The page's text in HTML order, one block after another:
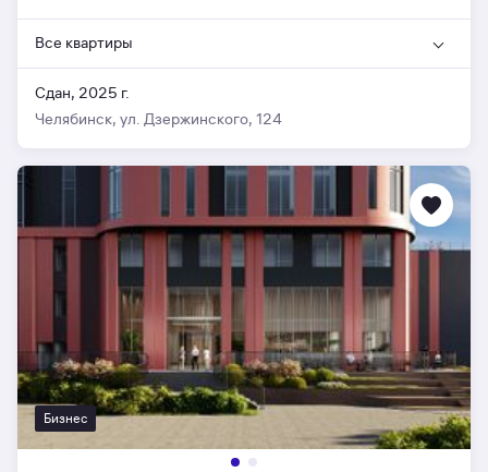
Все квартиры
Сдан, 2025 г.
Челябинск, ул. Дзержинского, 124
Бизнес